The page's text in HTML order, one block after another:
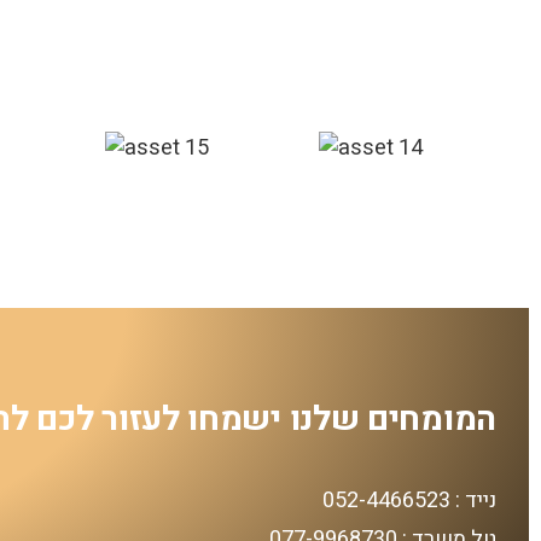
המומחים שלנו ישמחו לעזור לכם
נייד : 052-4466523